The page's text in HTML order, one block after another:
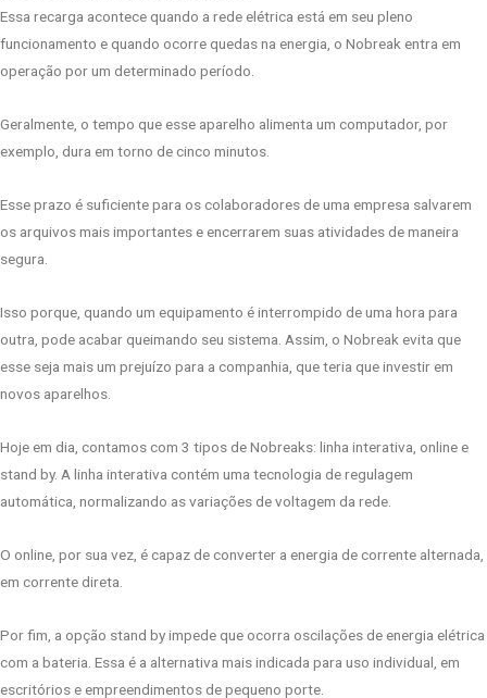
Essa recarga acontece quando a rede elétrica está em seu pleno
funcionamento e quando ocorre quedas na energia, o Nobreak entra em
operação por um determinado período.
Geralmente, o tempo que esse aparelho alimenta um computador, por
exemplo, dura em torno de cinco minutos.
Esse prazo é suficiente para os colaboradores de uma empresa salvarem
os arquivos mais importantes e encerrarem suas atividades de maneira
segura.
Isso porque, quando um equipamento é interrompido de uma hora para
outra, pode acabar queimando seu sistema. Assim, o Nobreak evita que
esse seja mais um prejuízo para a companhia, que teria que investir em
novos aparelhos.
Hoje em dia, contamos com 3 tipos de Nobreaks: linha interativa, online e
stand by. A linha interativa contém uma tecnologia de regulagem
automática, normalizando as variações de voltagem da rede.
O online, por sua vez, é capaz de converter a energia de corrente alternada,
em corrente direta.
Por fim, a opção stand by impede que ocorra oscilações de energia elétrica
com a bateria. Essa é a alternativa mais indicada para uso individual, em
escritórios e empreendimentos de pequeno porte.